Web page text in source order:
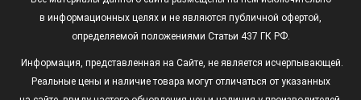
в информационных целях и не являются публичной офертой,
определяемой положениями Статьи 437 ГК РФ.
Информация, представленная на Сайте, не является исчерпывающей.
Реальные цены и наличие товара могут отличаться от указанных